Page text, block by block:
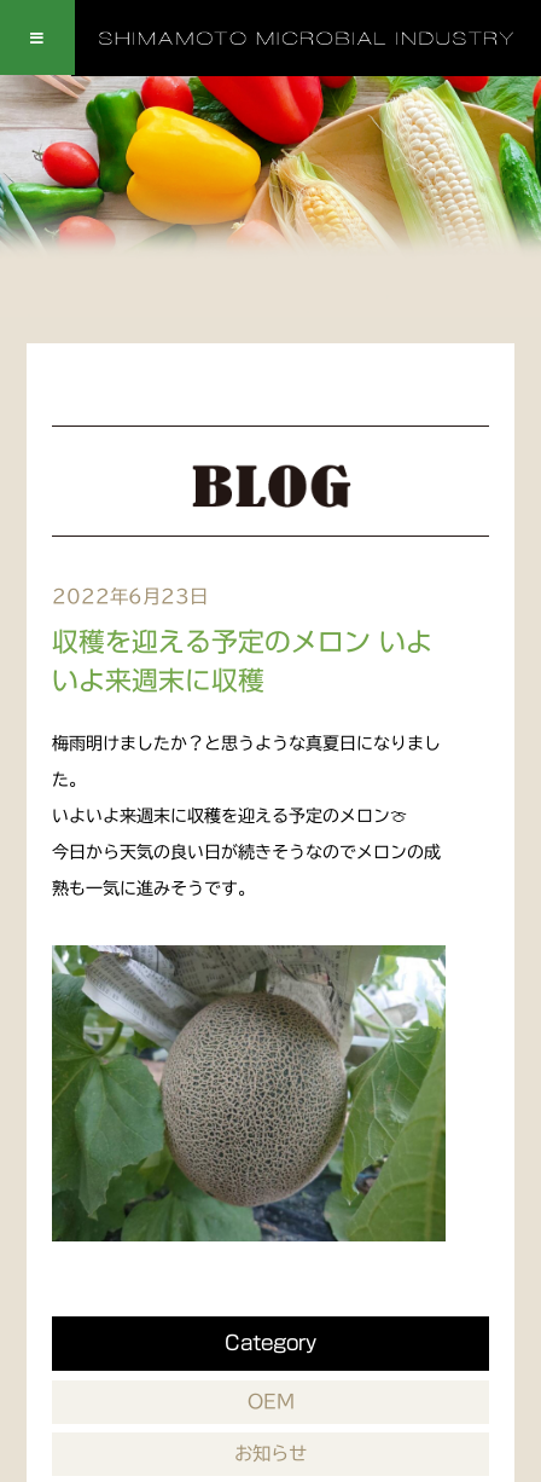
2022年6月23日
収穫を迎える予定のメロン いよ
いよ来週末に収穫
梅雨明けましたか？と思うような真夏日になりまし
た。
いよいよ来週末に収穫を迎える予定のメロン🍈
今日から天気の良い日が続きそうなのでメロンの成
熟も一気に進みそうです。
Category
OEM
お知らせ